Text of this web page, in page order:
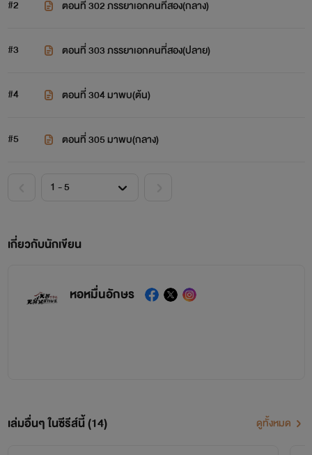
#2 ตอนที่ 302 ภรรยาเอกคนที่สอง(กลาง)
#3 ตอนที่ 303 ภรรยาเอกคนที่สอง(ปลาย)
#4 ตอนที่ 304 มาพบ(ต้น)
#5 ตอนที่ 305 มาพบ(กลาง)
เกี่ยวกับนักเขียน
หอหมื่นอักษร
เล่มอื่นๆ ในซีรีส์นี้ (14) ดูทั้งหมด